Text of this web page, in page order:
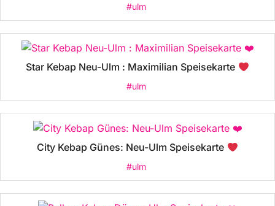
#ulm
Star Kebap Neu-Ulm : Maximilian Speisekarte
#ulm
City Kebap Günes: Neu-Ulm Speisekarte
#ulm